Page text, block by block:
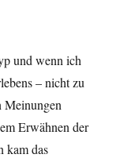
und wenn ich
– nicht zu
Meinungen
Erwähnen der
kam das